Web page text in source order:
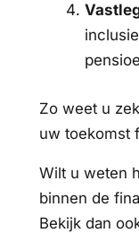
Zo weet u
uw toekomst
Wilt u weten
binnen de
Bekijk dan